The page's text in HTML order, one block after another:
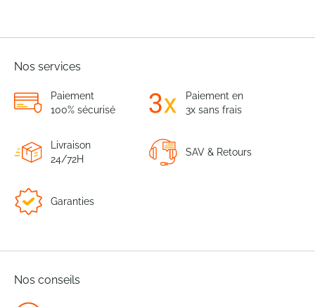
Nos services
Paiement
100% sécurisé
Paiement en
3x sans frais
Livraison
24/72H
SAV & Retours
Garanties
Nos conseils